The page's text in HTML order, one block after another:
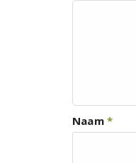
Naam *